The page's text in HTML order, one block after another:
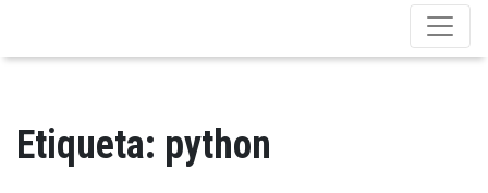
Etiqueta: python